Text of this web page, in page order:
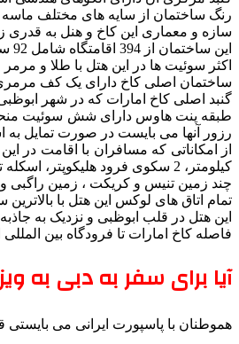
رنگ ساختمان از سایه های مختلف
سازه و معماری این کاخ و هنل به
این ساختمان از 394 اقامتگاه شامل 92 سوئیت و 22 سوئیت مسکونی تشکیل شده است.
اکثر سوئیت ها در این هتل با طلا و
ساختمان اصلی کاخ دارای یک کف
گنبد اصلی کاخ امارات که در شهر ابوظبی ساخته شده است قابل ذکر است که دارای
طبقه پنت هاوس دارای شش سوئیت منحصر
رزور آنها می بایست در صورت تمایل به
کیلومتر، 2 سکوی فرود هلیکوپتر، اسکله تفریحی، فروشگاه های مختلف لوکس و مجلل و غیره اشاره نمود.
چند زمین تنیس و کریکت ، زمین راگبی
تمام اتاق های لوکس این هتل با
این هتل در قلب ابوظبی و نزدیک به
فاصله کاخ امارات تا فرودگاه بین المللی ابوظبی 40 کیلومتر فاصله دارد و همچنین ار فرودگاه دبی 90 کیلومتر فاصله تا
آیا برای سفر به دبی به
هموطنان با پاسپورت ایرانی می بایستی